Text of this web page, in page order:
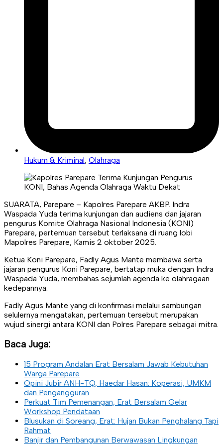
Hukum & Kriminal, Olahraga
SUARATA, Parepare – Kapolres Parepare AKBP. Indra
Waspada Yuda terima kunjungan dan audiens dan jajaran
pengurus Komite Olahraga Nasional Indonesia (KONI)
Parepare, pertemuan tersebut terlaksana di ruang lobi
Mapolres Parepare, Kamis 2 oktober 2025.
Ketua Koni Parepare, Fadly Agus Mante membawa serta
jajaran pengurus Koni Parepare, bertatap muka dengan Indra
Waspada Yuda, membahas sejumlah agenda ke olahragaan
kedepannya.
Fadly Agus Mante yang di konfirmasi melalui sambungan
selulernya mengatakan, pertemuan tersebut merupakan
wujud sinergi antara KONI dan Polres Parepare sebagai mitra.
Baca Juga:
15 Program Andalan Erat Bersalam Jawab Kebutuhan
Warga Parepare
Opini Jubir ANH-TQ, Haedar Hasan: Koperasi, UMKM
dan Pengangguran
Perkuat Tim Pemenangan, Erat Bersalam Gelar
Workshop Pendataan
Blusukan di Soreang, Erat: Hujan Bukan Penghalang Tapi
Rahmat
Banjir dan Pembangunan Berwawasan Lingkungan